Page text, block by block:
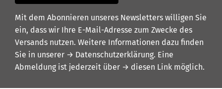
Mit dem Abonnieren unseres Newsletters willigen Sie
ein, dass wir Ihre E-Mail-Adresse zum Zwecke des
Versands nutzen. Weitere Informationen dazu finden
Sie in unserer → Datenschutzerklärung. Eine
Abmeldung ist jederzeit über → diesen Link möglich.